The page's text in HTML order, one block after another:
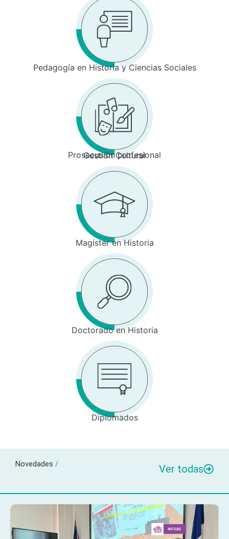
Pedagogía en Historia y Ciencias Sociales
Prosecusión profesional
Gestión Cultural
Magíster en Historia
Doctorado en Historia
Diplomados
Novedades / Ver todas